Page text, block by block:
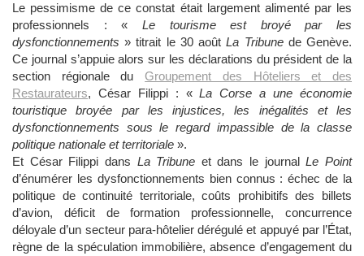
Le pessimisme de ce constat était largement alimenté par les
professionnels : « Le tourisme est broyé par les
dysfonctionnements» titrait le 30 aoûtLa Tribunede Genève.
Ce journal s’appuie alors sur les déclarations du président de la
section régionale du Groupement des Hôteliers et des
Restaurateurs, César Filippi : «La Corse a une économie
touristique broyée par les injustices, les inégalités et les
dysfonctionnements sous le regard impassible de la classe
politique nationale et territoriale ».
Et César Filippi dans La Tribune et dans le journalLe Point
d’énumérer les dysfonctionnements bien connus : échec de la
politique de continuité territoriale, coûts prohibitifs des billets
d’avion, déficit de formation professionnelle, concurrence
déloyale d’un secteur para-hôtelier dérégulé et appuyé par l’État,
règne de la spéculation immobilière, absence d’engagement du